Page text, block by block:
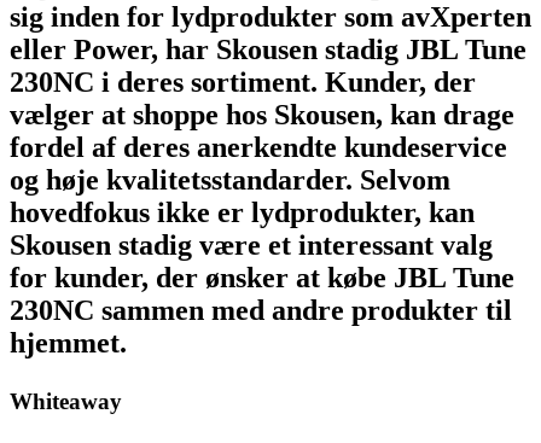
sig inden for lydprodukter som avXperten
eller Power, har Skousen stadig JBL Tune
230NC i deres sortiment. Kunder, der
vælger at shoppe hos Skousen, kan drage
fordel af deres anerkendte kundeservice
og høje kvalitetsstandarder. Selvom
hovedfokus ikke er lydprodukter, kan
Skousen stadig være et interessant valg
for kunder, der ønsker at købe JBL Tune
230NC sammen med andre produkter til
hjemmet.
Whiteaway